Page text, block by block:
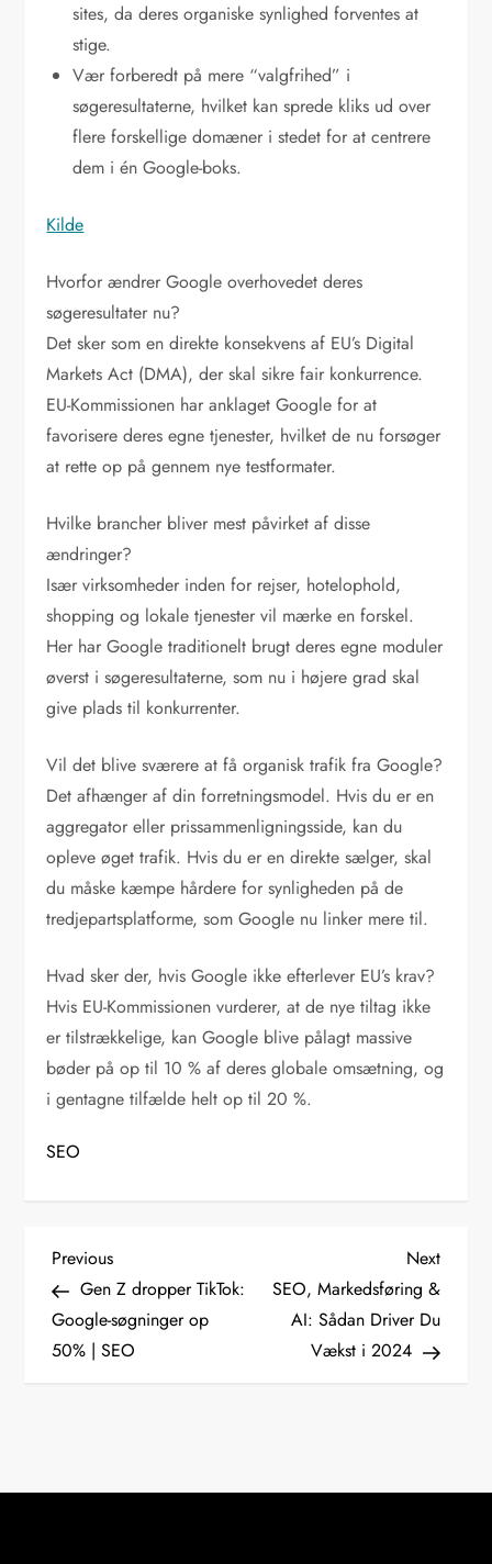
sites, da deres organiske synlighed forventes at
stige.
Vær forberedt på mere “valgfrihed” i
søgeresultaterne, hvilket kan sprede kliks ud over
flere forskellige domæner i stedet for at centrere
dem i én Google-boks.
Kilde
Hvorfor ændrer Google overhovedet deres
søgeresultater nu?
Det sker som en direkte konsekvens af EU’s Digital
Markets Act (DMA), der skal sikre fair konkurrence.
EU-Kommissionen har anklaget Google for at
favorisere deres egne tjenester, hvilket de nu forsøger
at rette op på gennem nye testformater.
Hvilke brancher bliver mest påvirket af disse
ændringer?
Især virksomheder inden for rejser, hotelophold,
shopping og lokale tjenester vil mærke en forskel.
Her har Google traditionelt brugt deres egne moduler
øverst i søgeresultaterne, som nu i højere grad skal
give plads til konkurrenter.
Vil det blive sværere at få organisk trafik fra Google?
Det afhænger af din forretningsmodel. Hvis du er en
aggregator eller prissammenligningsside, kan du
opleve øget trafik. Hvis du er en direkte sælger, skal
du måske kæmpe hårdere for synligheden på de
tredjepartsplatforme, som Google nu linker mere til.
Hvad sker der, hvis Google ikke efterlever EU’s krav?
Hvis EU-Kommissionen vurderer, at de nye tiltag ikke
er tilstrækkelige, kan Google blive pålagt massive
bøder på op til 10 % af deres globale omsætning, og
i gentagne tilfælde helt op til 20 %.
SEO
I
n
d
g
Previous
Post
Previous
Gen Z dropper TikTok:
Google-søgninger op
50% | SEO
Next
Post
Next
SEO, Markedsføring &
AI: Sådan Driver Du
Vækst i 2024